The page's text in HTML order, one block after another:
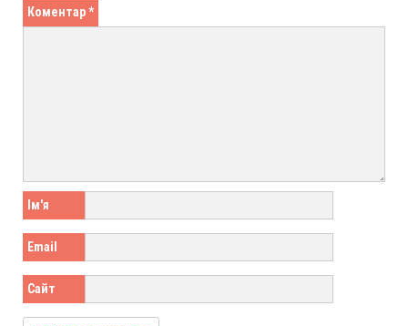
Коментар*
Ім'я
Email
Сайт